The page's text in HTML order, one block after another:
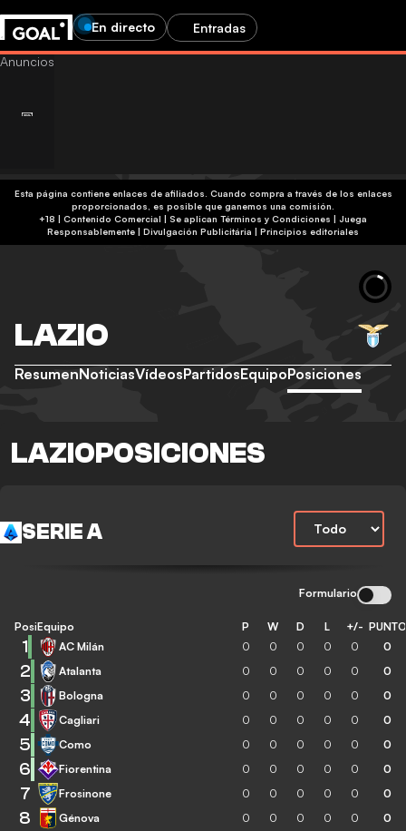
En directo Entradas
Esta página contiene enlaces de afiliados. Cuando compra a través de los enlaces
proporcionados, es posible que ganemos una comisión.
+18 | Contenido Comercial | Se aplican Términos y Condiciones | Juega
Responsablemente | Divulgación Publicitária | Principios editoriales
LAZIO
ResumenNoticiasVídeosPartidosEquipoPosiciones
LAZIOPOSICIONES
SERIE A
Formulario
Posición
Equipo P W D L +/-
1 AC Milán 0 0 0 0 0 0
2 Atalanta 0 0 0 0 0 0
3 Bologna 0 0 0 0 0 0
4 Cagliari 0 0 0 0 0 0
5 Como 0 0 0 0 0 0
6 Fiorentina 0 0 0 0 0 0
7 Frosinone 0 0 0 0 0 0
8 Génova 0 0 0 0 0 0